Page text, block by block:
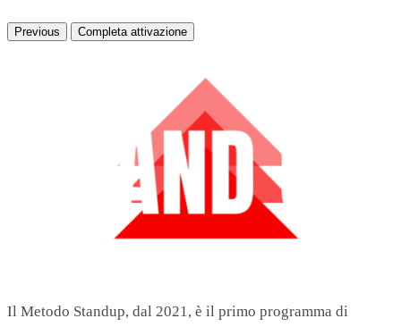
Previous Completa attivazione
Il Metodo Standup, dal 2021, è il primo programma di